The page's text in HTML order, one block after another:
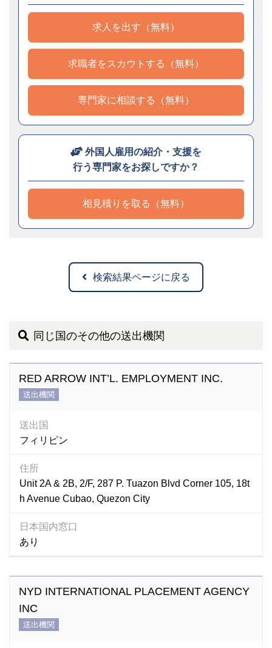
求人を出す（無料）
求職者をスカウトする（無料）
専門家に相談する（無料）
外国人雇用の紹介・支援を
行う専門家をお探しですか？
相見積りを取る（無料）
検索結果ページに戻る
同じ国のその他の送出機関
RED ARROW INT’L. EMPLOYMENT INC.
送出機関
送出国
フィリピン
住所
Unit 2A & 2B, 2/F, 287 P. Tuazon Blvd Corner 105, 18t
h Avenue Cubao, Quezon City
日本国内窓口
あり
NYD INTERNATIONAL PLACEMENT AGENCY
INC
送出機関